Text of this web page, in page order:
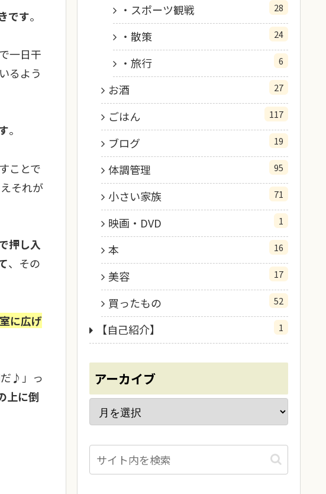
です。
一日干
るよう
。
ことで
それが
押し入
、その
に広げ
だ♪」っ
上に倒
・スポーツ観戦 28
・散策 24
・旅行 6
お酒 27
ごはん 117
ブログ 19
体調管理 95
小さい家族 71
映画・DVD 1
本 16
美容 17
買ったもの 52
【自己紹介】 1
アーカイブ